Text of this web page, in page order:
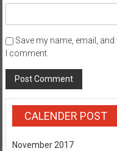
Save my name, email,
I comment.
CALENDER POST
November 2017